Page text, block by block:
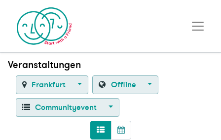
Veranstaltungen
Frankfurt Offline
Communityevent